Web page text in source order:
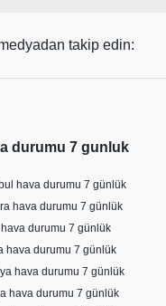
takip edin:
durumu 7 gunluk
hava durumu 7 günlük
hava durumu 7 günlük
hava durumu 7 günlük
hava durumu 7 günlük
hava durumu 7 günlük
hava durumu 7 günlük